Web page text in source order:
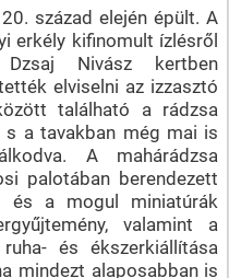
század elején épült. A
erkély kifinomult ízlésről
Nivász kertben
elviselni az izzasztó
található a rádzsa
s a tavakban még mai is
A mahárádzsa
palotában berendezett
és a mogul miniatúrák
valamint a
és ékszerkiállítása
mindezt alaposabban is